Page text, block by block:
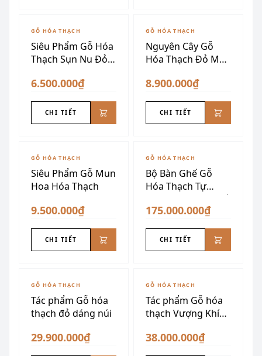
GỖ HÓA THẠCH
Siêu Phẩm Gỗ Hóa
Thạch Sụn Nu Đỏ
6.500.000₫
CHI TIẾT
GỖ HÓA THẠCH
Nguyên Cây Gỗ
Hóa Thạch Đỏ Mận
8.900.000₫
CHI TIẾT
GỖ HÓA THẠCH
Siêu Phẩm Gỗ Mun
Hoa Hóa Thạch
9.500.000₫
CHI TIẾT
GỖ HÓA THẠCH
Bộ Bàn Ghế Gỗ
Hóa Thạch Tự
Nhiên Nguyên Khối
175.000.000₫
CHI TIẾT
GỖ HÓA THẠCH
Tác phẩm Gỗ hóa
thạch đỏ dáng núi
29.900.000₫
ĐÃ SƯU TẦM
GỖ HÓA THẠCH
Tác phẩm Gỗ hóa
thạch Vượng Khí
38.000.000₫